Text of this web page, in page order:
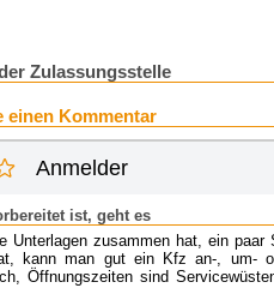
Zulassungsstelle
einen Kommentar
Anmelder
ist, geht es
Unterlagen zusammen hat, ein
kann man gut ein Kfz an-, um-
Öffnungszeiten sind